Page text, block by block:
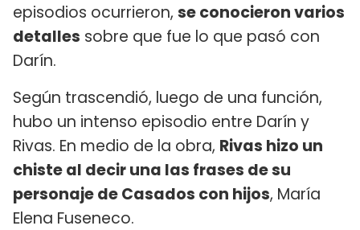
episodios ocurrieron, se conocieron varios
detalles sobre que fue lo que pasó con
Darín.
Según trascendió, luego de una función,
hubo un intenso episodio entre Darín y
Rivas. En medio de la obra, Rivas hizo un
chiste al decir una las frases de su
personaje de Casados con hijos, María
Elena Fuseneco.